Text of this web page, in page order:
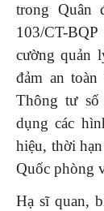
trong Quân
103/CT-
cường quản
đảm an
Thông tư số
dụng các
hiệu, thời
Quốc phòng
Hạ sĩ quan,